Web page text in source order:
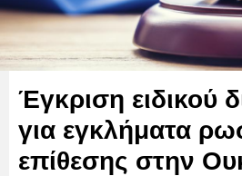
Έγκριση ειδικού
για εγκλήματα
επίθεσης στην